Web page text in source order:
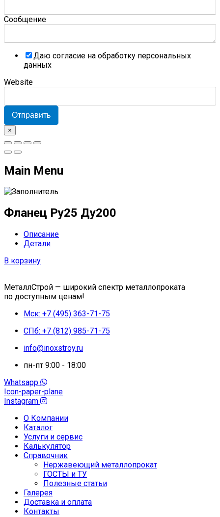
Сообщение
Даю согласие на обработку персональных
данных
Website
Отправить
×
Main Menu
Фланец Ру25 Ду200
Описание
Детали
В корзину
МеталлСтрой — широкий спектр металлопроката
по доступным ценам!
Мск: +7 (495) 363-71-75
СПб: +7 (812) 985-71-75
info@inoxstroy.ru
пн-пт 9:00 - 18:00
Whatsapp
Icon-paper-plane
Instagram
О Компании
Каталог
Услуги и сервис
Калькулятор
Справочник
Нержавеющий металлопрокат
ГОСТЫ и ТУ
Полезные статьи
Галерея
Доставка и оплата
Контакты